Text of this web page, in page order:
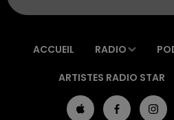
ACCUEIL RADIO
ARTISTES RADIO STAR